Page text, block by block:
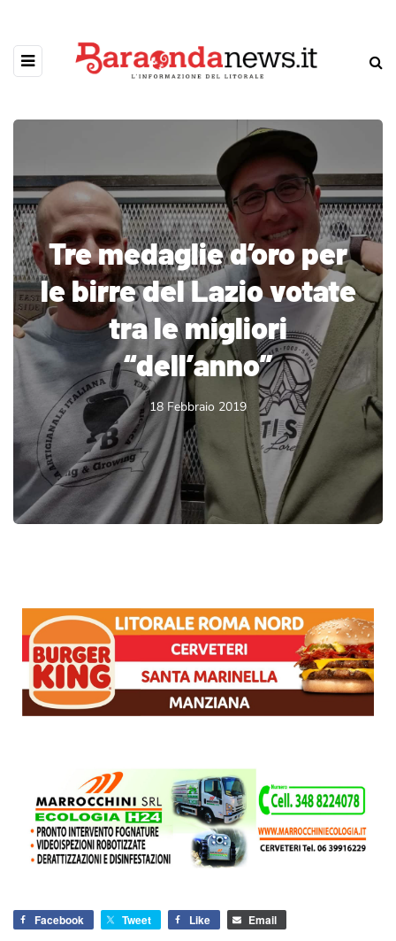
Tre medaglie d’oro per
le birre del Lazio votate
tra le migliori
“dell’anno”
18 Febbraio 2019
Facebook Tweet Like Email